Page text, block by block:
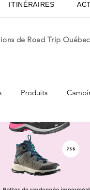
ITINÉRAIRES
Produits
du-Québec Côte-
Montréal Saguenay-
de Road Trip